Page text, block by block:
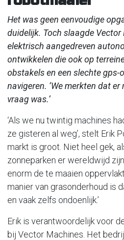
Het was geen eenvoudige
duidelijk. Toch slaagde Vector
elektrisch aangedreven
ontwikkelen die ook op
obstakels en een slechte
navigeren. ‘We merkten dat
vraag was.’
‘Als we nu twintig machines
ze gisteren al weg’, stelt Erik
markt is groot. Niet heel gek,
zonneparken er wereldwijd
enorm de te maaien
manier van grasonderhoud is
en vaak zelfs ondoenlijk.’
Erik is verantwoordelijk voor
bij Vector Machines. Het